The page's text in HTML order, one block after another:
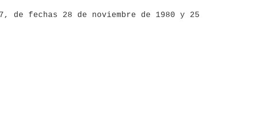
de fechas 28 de noviembre de 1980 y 25